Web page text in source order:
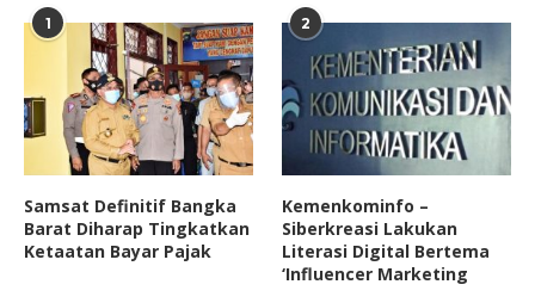
1
Samsat Definitif Bangka
Barat Diharap Tingkatkan
Ketaatan Bayar Pajak
2
Kemenkominfo –
Siberkreasi Lakukan
Literasi Digital Bertema
‘Influencer Marketing